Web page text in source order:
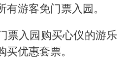
游客免门票入园。
票入园购买心仪的游乐
优惠套票。